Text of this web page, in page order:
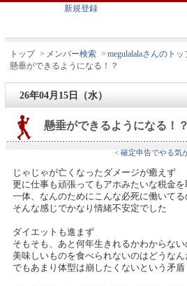
新規登録
トップ > メンバー検索 > megulalalaさんのト
懸垂ができるようになる！？
26年04月15日（水）
懸垂ができるようになる！？
< 確定申告でやる気が
じゃじゃが亡くなったダメージが癒えず
更に仕事も頑張ってもアホみたいな税金を
一体、なんのためにこんな必死に働いてる
そんな感じでかなり情緒不安定でした
ダイエットも進まず
そもそも、あと何年生きれるかわからない
美味しいものを食べられないのはどうなん
でもあまり体型は崩したくないという矛盾